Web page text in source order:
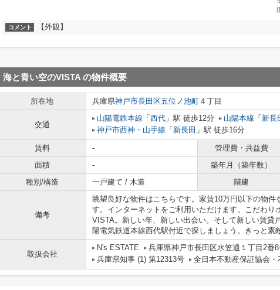
コメント 【外観】
海と青い空のVISTA の物件概要
所在地 兵庫県神戸市長田区五位ノ池町 ４丁目
交通
山陽電鉄本線 「 西代 」駅 徒歩12分 山陽本線 「 新長
神戸市西神・山手線 「 新長田 」駅 徒歩16分
賃料 - 管理費・共益費
面積
- 築年月（築年数）
種別/構造
一戸建て / 木造 階建
備考
眺望良好な物件はこちらです。家賃10万円以下の物
す。インターネットをご利用いただけます。こだわり
VISTA。新しい年、新しい出会い。そして新しい賃貸
陽電気鉄道本線西代駅付近で探しましょう。きっと素
取扱会社
N's ESTATE 兵庫県神戸市長田区水笠通１丁目2番
兵庫県知事 (1) 第12313号
全日本不動産保証協会